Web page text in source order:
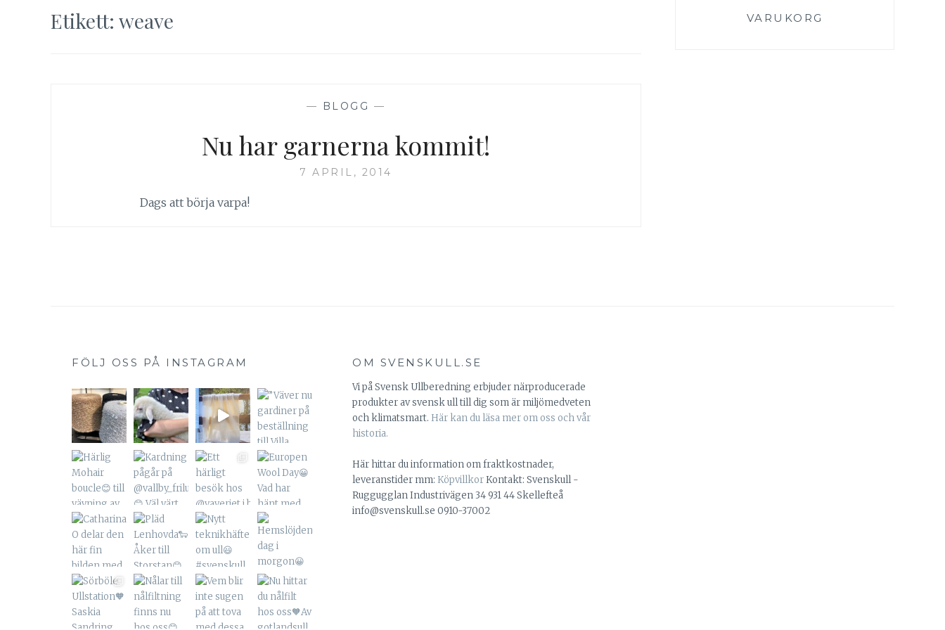
Etikett: weave
— BLOGG —
Nu har garnerna kommit!
7 APRIL, 2014
Dags att börja varpa!
VARUKORG
FÖLJ OSS PÅ INSTAGRAM OM SVENSKULL.SE
Vi på Svensk Ullberedning erbjuder närproducerade
produkter av svensk ull till dig som är miljömedveten
och klimatsmart. Här kan du läsa mer om oss och vår
historia.
Här hittar du information om fraktkostnader,
leveranstider mm: KöpvillkorKontakt: Svenskull -
Ruggugglan Industrivägen 34 931 44 Skellefteå
info@svenskull.se 0910-37002